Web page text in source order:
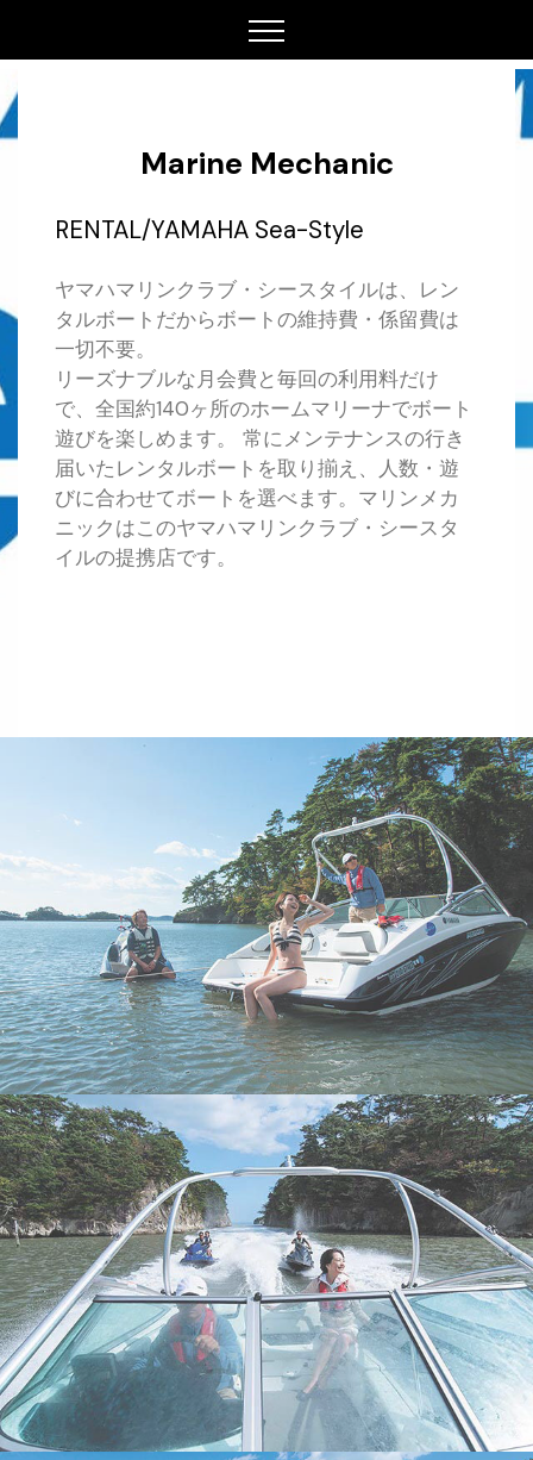
Marine Mechanic
RENTAL/YAMAHA Sea-Style
ヤマハマリンクラブ・シースタイルは、レン
タルボートだからボートの維持費・係留費は
一切不要。
リーズナブルな月会費と毎回の利用料だけ
で、全国約140ヶ所のホームマリーナでボート
遊びを楽しめます。 常にメンテナンスの行き
届いたレンタルボートを取り揃え、人数・遊
びに合わせてボートを選べます。マリンメカ
ニックはこのヤマハマリンクラブ・シースタ
イルの提携店です。